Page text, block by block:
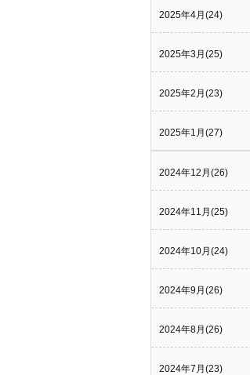
2025年4月(24)
2025年3月(25)
2025年2月(23)
2025年1月(27)
2024年12月(26)
2024年11月(25)
2024年10月(24)
2024年9月(26)
2024年8月(26)
2024年7月(23)